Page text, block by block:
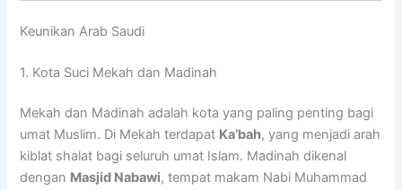
Keunikan Arab Saudi
1. Kota Suci Mekah dan Madinah
Mekah dan Madinah adalah kota yang paling penting bagi
umat Muslim. Di Mekah terdapat Ka’bah, yang menjadi arah
kiblat shalat bagi seluruh umat Islam. Madinah dikenal
dengan Masjid Nabawi, tempat makam Nabi Muhammad